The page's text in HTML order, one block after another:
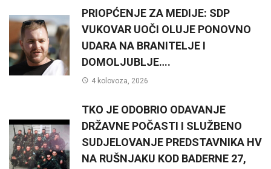
PRIOPĆENJE ZA MEDIJE: SDP
VUKOVAR UOČI OLUJE PONOVNO
UDARA NA BRANITELJE I
DOMOLJUBLJE….
4 kolovoza, 2026
TKO JE ODOBRIO ODAVANJE
DRŽAVNE POČASTI I SLUŽBENO
SUDJELOVANJE PREDSTAVNIKA HV
NA RUŠNJAKU KOD BADERNE 27,